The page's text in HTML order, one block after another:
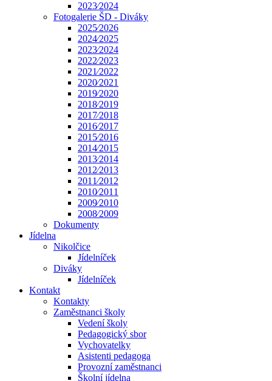
2023⁄2024
Fotogalerie ŠD - Diváky
2025⁄2026
2024⁄2025
2023⁄2024
2022⁄2023
2021⁄2022
2020⁄2021
2019⁄2020
2018⁄2019
2017⁄2018
2016⁄2017
2015⁄2016
2014⁄2015
2013⁄2014
2012⁄2013
2011⁄2012
2010⁄2011
2009⁄2010
2008⁄2009
Dokumenty
Jídelna
Nikolčice
Jídelníček
Diváky
Jídelníček
Kontakt
Kontakty
Zaměstnanci školy
Vedení školy
Pedagogický sbor
Vychovatelky
Asistenti pedagoga
Provozní zaměstnanci
Školní jídelna